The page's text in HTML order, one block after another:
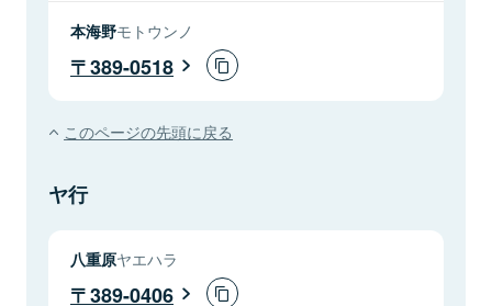
本海野モトウンノ
389-0518
このページの先頭に戻る
ヤ行
八重原ヤエハラ
389-0406